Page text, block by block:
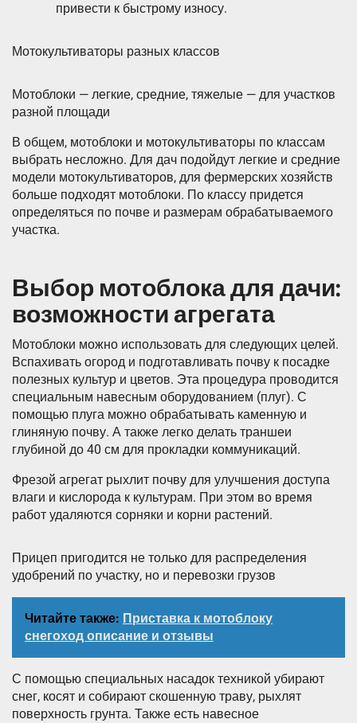
привести к быстрому износу.
Мотокультиваторы разных классов
Мотоблоки — легкие, средние, тяжелые — для участков
разной площади
В общем, мотоблоки и мотокультиваторы по классам
выбрать несложно. Для дач подойдут легкие и средние
модели мотокультиваторов, для фермерских хозяйств
больше подходят мотоблоки. По классу придется
определяться по почве и размерам обрабатываемого
участка.
Выбор мотоблока для дачи:
возможности агрегата
Мотоблоки можно использовать для следующих целей.
Вспахивать огород и подготавливать почву к посадке
полезных культур и цветов. Эта процедура проводится
специальным навесным оборудованием (плуг). С
помощью плуга можно обрабатывать каменную и
глиняную почву. А также легко делать траншеи
глубиной до 40 см для прокладки коммуникаций.
Фрезой агрегат рыхлит почву для улучшения доступа
влаги и кислорода к культурам. При этом во время
работ удаляются сорняки и корни растений.
Прицеп пригодится не только для распределения
удобрений по участку, но и перевозки грузов
Читайте также: Приставка к мотоблоку
снегоход описание и отзывы
С помощью специальных насадок техникой убирают
снег, косят и собирают скошенную траву, рыхлят
поверхность грунта. Также есть навесное